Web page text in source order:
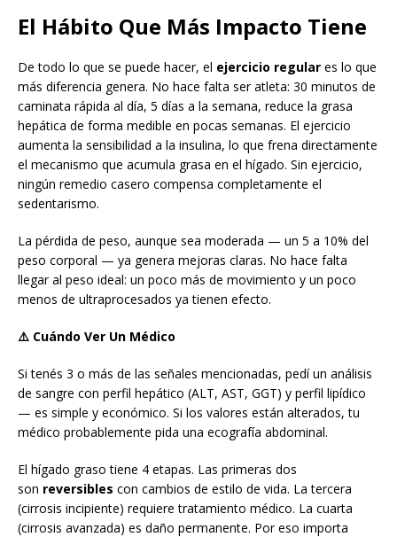
El Hábito Que Más Impacto Tiene
De todo lo que se puede hacer, el ejercicio regular es lo que
más diferencia genera. No hace falta ser atleta: 30 minutos de
caminata rápida al día, 5 días a la semana, reduce la grasa
hepática de forma medible en pocas semanas. El ejercicio
aumenta la sensibilidad a la insulina, lo que frena directamente
el mecanismo que acumula grasa en el hígado. Sin ejercicio,
ningún remedio casero compensa completamente el
sedentarismo.
La pérdida de peso, aunque sea moderada — un 5 a 10% del
peso corporal — ya genera mejoras claras. No hace falta
llegar al peso ideal: un poco más de movimiento y un poco
menos de ultraprocesados ya tienen efecto.
⚠️ Cuándo Ver Un Médico
Si tenés 3 o más de las señales mencionadas, pedí un análisis
de sangre con perfil hepático (ALT, AST, GGT) y perfil lipídico
— es simple y económico. Si los valores están alterados, tu
médico probablemente pida una ecografía abdominal.
El hígado graso tiene 4 etapas. Las primeras dos
son reversibles con cambios de estilo de vida. La tercera
(cirrosis incipiente) requiere tratamiento médico. La cuarta
(cirrosis avanzada) es daño permanente. Por eso importa